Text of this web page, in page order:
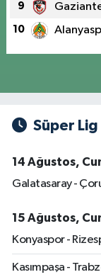
9
10
Süper
14 Ağustos,
Galatasaray -
15 Ağustos,
Konyaspor -
Kasımpaşa -